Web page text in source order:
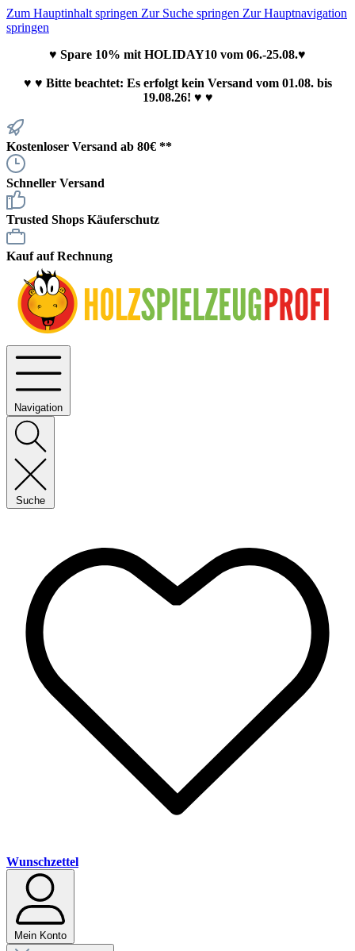
Zum Hauptinhalt springen Zur Suche springen Zur Hauptnavigation
springen
♥ Spare 10% mit HOLIDAY10 vom 06.-25.08.♥
♥ ♥ Bitte beachtet: Es erfolgt kein Versand vom 01.08. bis
19.08.26! ♥ ♥
Kostenloser Versand ab 80€ **
Schneller Versand
Trusted Shops Käuferschutz
Kauf auf Rechnung
Navigation
Suche
Wunschzettel
Mein Konto